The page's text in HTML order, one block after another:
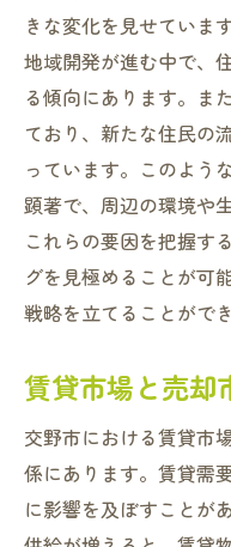
きな変化を見せていま
地域開発が進む中で、
る傾向にあります。ま
ており、新たな住民の
っています。このよう
顕著で、周辺の環境や
これらの要因を把握す
グを見極めることが可
戦略を立てることがで
賃貸市場と売却
交野市における賃貸市
係にあります。賃貸需
に影響を及ぼすことが